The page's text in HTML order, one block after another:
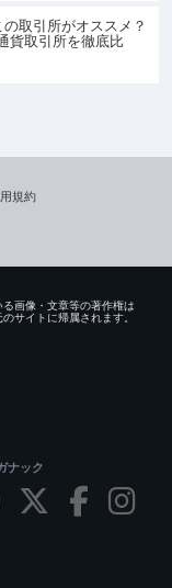
取引所がオススメ？
貨取引所を徹底比
規約
画像・文章等の著作権は
サイトに帰属されます。
ナック